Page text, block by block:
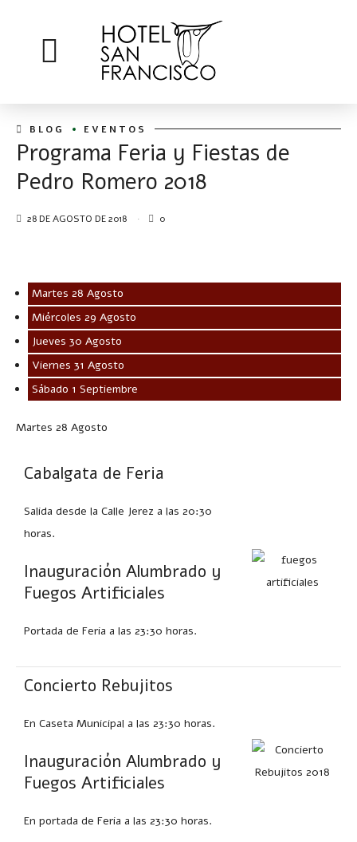
BLOG EVENTOS
Programa Feria y Fiestas de
Pedro Romero 2018
28 DE AGOSTO DE 2018 0
Martes 28 Agosto
Miércoles 29 Agosto
Jueves 30 Agosto
Viernes 31 Agosto
Sábado 1 Septiembre
Martes 28 Agosto
Cabalgata de Feria
Salida desde la Calle Jerez a las 20:30
horas.
Inauguración Alumbrado y
Fuegos Artificiales
Portada de Feria a las 23:30 horas.
Concierto Rebujitos
En Caseta Municipal a las 23:30 horas.
Inauguración Alumbrado y
Fuegos Artificiales
En portada de Feria a las 23:30 horas.